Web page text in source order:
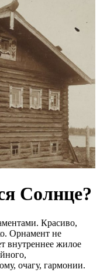
Солнце?
Красиво,
Орнамент не
внутреннее жилое
очагу, гармонии.